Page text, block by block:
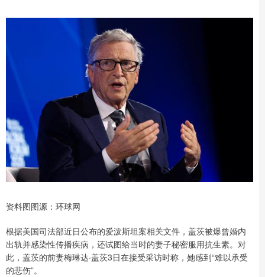
资料图图源：环球网
根据美国司法部近日公布的爱泼斯坦案相关文件，盖茨被爆曾婚内
出轨并感染性传播疾病，还试图给当时的妻子秘密服用抗生素。对
此，盖茨的前妻梅琳达·盖茨3日在接受采访时称，她感到“难以承受
的悲伤”。